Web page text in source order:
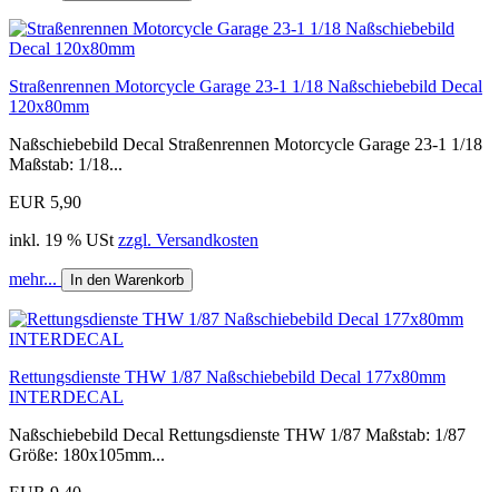
Straßenrennen Motorcycle Garage 23-1 1/18 Naßschiebebild Decal
120x80mm
Naßschiebebild Decal Straßenrennen Motorcycle Garage 23-1 1/18
Maßstab: 1/18...
EUR 5,90
inkl. 19 % USt zzgl. Versandkosten
mehr... In den Warenkorb
Rettungsdienste THW 1/87 Naßschiebebild Decal 177x80mm
INTERDECAL
Naßschiebebild Decal Rettungsdienste THW 1/87 Maßstab: 1/87
Größe: 180x105mm...